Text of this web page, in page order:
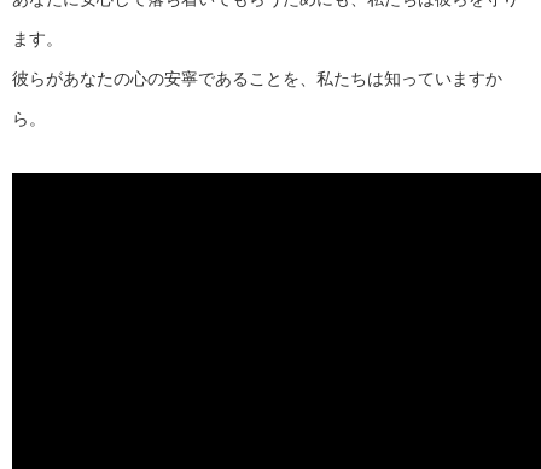
ます。
彼らがあなたの心の安寧であることを、私たちは知っていますか
ら。